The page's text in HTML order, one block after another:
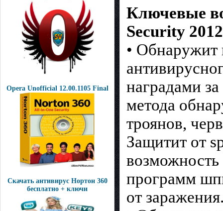
Opera Unofficial 12.00.1105 Final
Скачать антивирус Нортон 360
бесплатно + ключи
Ключевые
Security
• Обнаружит
наградами
метода
троянов,
Защитит от
возможность
программ
от